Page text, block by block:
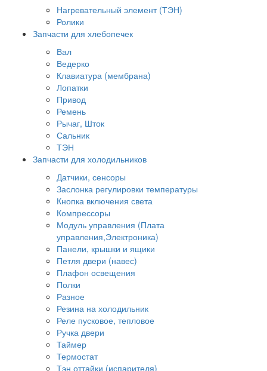
Нагревательный элемент (ТЭН)
Ролики
Запчасти для хлебопечек
Вал
Ведерко
Клавиатура (мембрана)
Лопатки
Привод
Ремень
Рычаг, Шток
Сальник
ТЭН
Запчасти для холодильников
Датчики, сенсоры
Заслонка регулировки температуры
Кнопка включения света
Компрессоры
Модуль управления (Плата
управления,Электроника)
Панели, крышки и ящики
Петля двери (навес)
Плафон освещения
Полки
Разное
Резина на холодильник
Реле пусковое, тепловое
Ручка двери
Таймер
Термостат
Тэн оттайки (испарителя)